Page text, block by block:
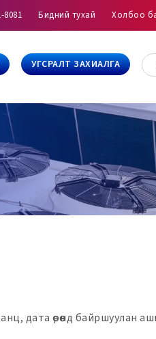
8081 Бидний тухай Холбоо
УГСРАЛТ ЗАХИАЛГА
дата өрөөнд байршуулан